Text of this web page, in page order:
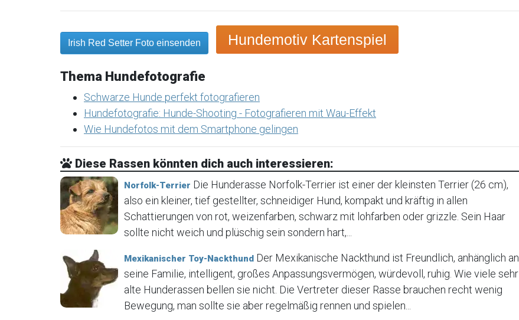
Irish Red Setter Foto einsenden Hundemotiv Kartenspiel
Thema Hundefotografie
Schwarze Hunde perfekt fotografieren
Hundefotografie: Hunde-Shooting - Fotografieren mit Wau-Effekt
Wie Hundefotos mit dem Smartphone gelingen
Diese Rassen könnten dich auch interessieren:
Norfolk-Terrier Die Hunderasse Norfolk-Terrier ist einer der kleinsten Terrier (26 cm),
also ein kleiner, tief gestellter, schneidiger Hund, kompakt und kräftig in allen
Schattierungen von rot, weizenfarben, schwarz mit lohfarben oder grizzle. Sein Haar
sollte nicht weich und plüschig sein sondern hart,...
Mexikanischer Toy-Nackthund Der Mexikanische Nackthund ist Freundlich, anhänglich an
seine Familie, intelligent, großes Anpassungsvermögen, würdevoll, ruhig. Wie viele sehr
alte Hunderassen bellen sie nicht. Die Vertreter dieser Rasse brauchen recht wenig
Bewegung, man sollte sie aber regelmäßig rennen und spielen...